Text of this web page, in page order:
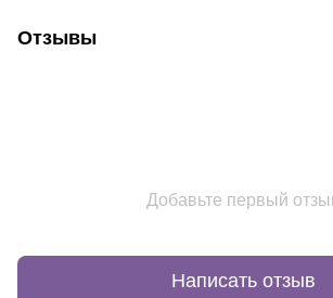
Отзывы
Добавьте первый
Написать отзыв